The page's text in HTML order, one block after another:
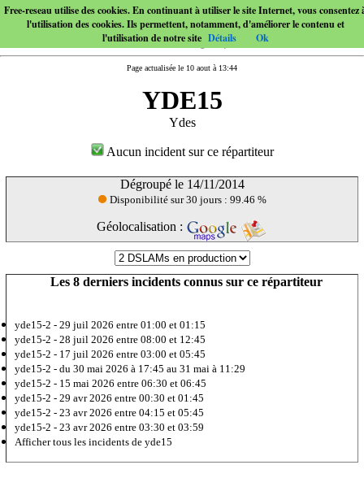
Page actualisée le 10 aout à 13:44
YDE15
Ydes
Aucun incident sur ce répartiteur
Dégroupé le 14/11/2014
Disponibilité sur 30 jours : 99.46 %
Géolocalisation :
Les 8 derniers incidents connus sur ce répartiteur
yde15-2 - 29 juil 2026 entre 01:00 et 01:15
yde15-2 - 28 juil 2026 entre 08:00 et 12:45
yde15-2 - 17 juil 2026 entre 03:00 et 05:45
yde15-2 - du 30 mai 2026 à 17:45 au 31 mai à 11:29
yde15-2 - 15 mai 2026 entre 06:30 et 06:45
yde15-2 - 29 avr 2026 entre 00:30 et 01:45
yde15-2 - 23 avr 2026 entre 04:15 et 05:45
yde15-2 - 23 avr 2026 entre 03:30 et 03:59
Afficher tous les incidents de yde15
Free-reseau utilise des cookies. En continuant à utiliser le site Internet, vous consentez
l'utilisation des cookies. Ils permettent, notamment, d'améliorer le contenu et
l'utilisation de notre site Détails Ok